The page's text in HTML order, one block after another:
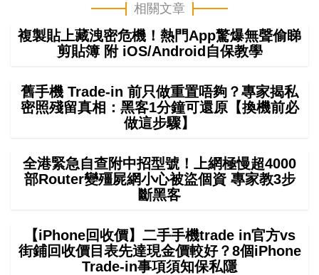
相關文章
複製貼上藏洩密危機！熱門App驚爆無聲偷睇
剪貼簿 附 iOS/Android自保教學
舊手機 Trade-in 前只做重置唔夠？專家揭私
密照殘留真相：黑客1分鐘可還原【換機前必
做這步驟】
全港緊急自查附中招型號！上網極慢超4000
部Router變殭屍網小心被盜個資 專家教3步
斷黑客
【iPhone回收價】二手手機trade in官方vs
街鋪回收價目表先達現金價較好？8個iPhone
Trade-in事項須知保私隱